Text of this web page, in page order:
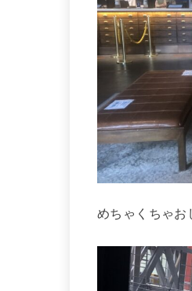
めちゃくちゃお